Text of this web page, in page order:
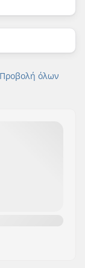
Προβολή όλων